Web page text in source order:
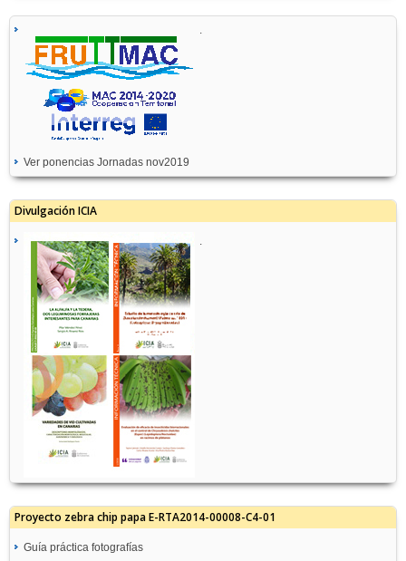
.
Ver ponencias Jornadas nov2019
Divulgación ICIA
.
Proyecto zebra chip papa E-RTA2014-00008-C4-01
Guía práctica fotografías